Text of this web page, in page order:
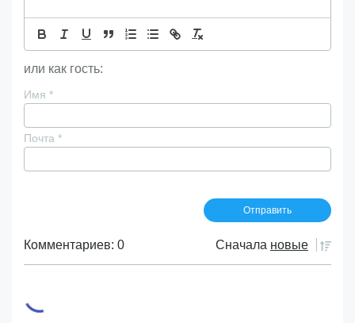
или как гость:
Имя *
Почта *
Комментариев: 0 Сначала новые